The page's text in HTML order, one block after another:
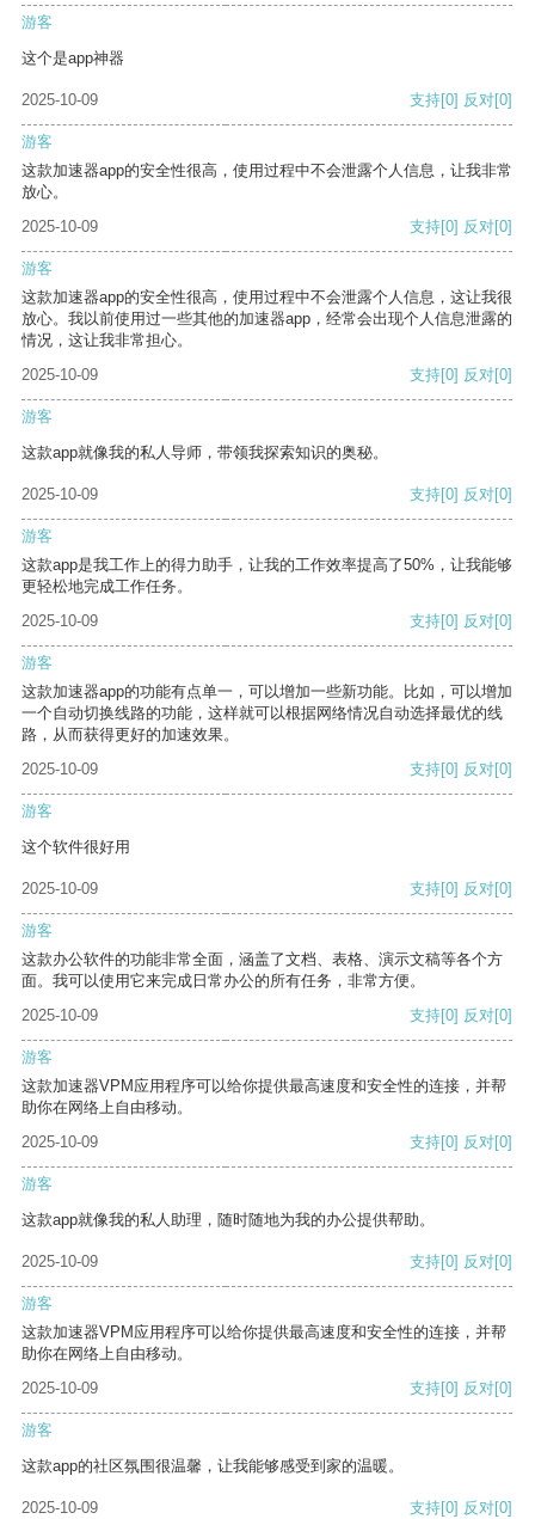
游客
这个是app神器
2025-10-09 支持[0] 反对[0]
游客
这款加速器app的安全性很高，使用过程中不会泄露个人信息，让我非常
放心。
2025-10-09
支持[0] 反对[0]
游客
这款加速器app的安全性很高，使用过程中不会泄露个人信息，这让我很
放心。我以前使用过一些其他的加速器app，经常会出现个人信息泄露的
情况，这让我非常担心。
2025-10-09
支持[0] 反对[0]
游客
这款app就像我的私人导师，带领我探索知识的奥秘。
2025-10-09 支持[0] 反对[0]
游客
这款app是我工作上的得力助手，让我的工作效率提高了50%，让我能够
更轻松地完成工作任务。
2025-10-09
支持[0] 反对[0]
游客
这款加速器app的功能有点单一，可以增加一些新功能。比如，可以增加
一个自动切换线路的功能，这样就可以根据网络情况自动选择最优的线
路，从而获得更好的加速效果。
2025-10-09
支持[0] 反对[0]
游客
这个软件很好用
2025-10-09 支持[0] 反对[0]
游客
这款办公软件的功能非常全面，涵盖了文档、表格、演示文稿等各个方
面。我可以使用它来完成日常办公的所有任务，非常方便。
2025-10-09
支持[0] 反对[0]
游客
这款加速器VPM应用程序可以给你提供最高速度和安全性的连接，并帮
助你在网络上自由移动。
2025-10-09
支持[0] 反对[0]
游客
这款app就像我的私人助理，随时随地为我的办公提供帮助。
2025-10-09 支持[0] 反对[0]
游客
这款加速器VPM应用程序可以给你提供最高速度和安全性的连接，并帮
助你在网络上自由移动。
2025-10-09
支持[0] 反对[0]
游客
这款app的社区氛围很温馨，让我能够感受到家的温暖。
2025-10-09 支持[0] 反对[0]